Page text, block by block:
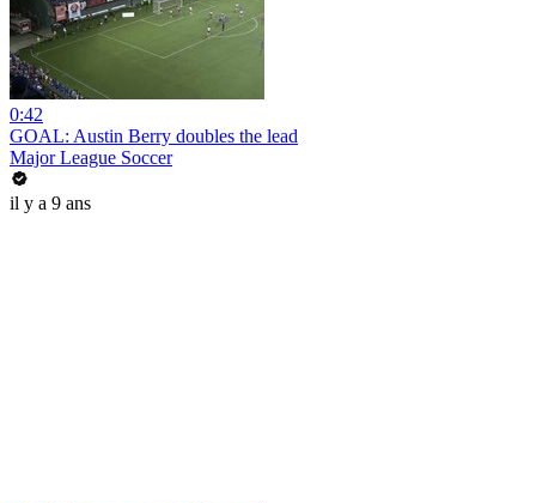
0:42
GOAL: Austin Berry doubles the lead
Major League Soccer
il y a 9 ans